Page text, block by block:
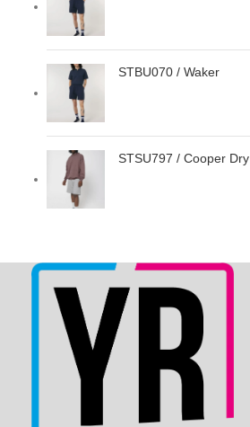
STBU070 / Waker
STSU797 / Cooper Dry